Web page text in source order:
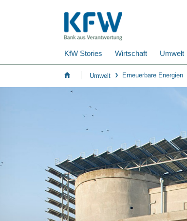
KfW Stories Wirtschaft Umwelt
Umwelt Erneuerbare Energien